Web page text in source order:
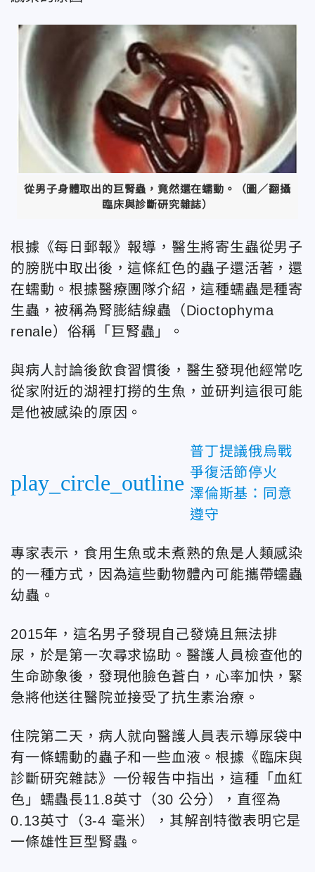
從男子身體取出的巨腎蟲，竟然還在蠕動。（圖／翻攝
臨床與診斷研究雜誌）
根據《每日郵報》報導，醫生將寄生蟲從男子
的膀胱中取出後，這條紅色的蟲子還活著，還
在蠕動。根據醫療團隊介紹，這種蠕蟲是種寄
生蟲，被稱為腎膨結線蟲（Dioctophyma
renale）俗稱「巨腎蟲」。
與病人討論後飲食習慣後，醫生發現他經常吃
從家附近的湖裡打撈的生魚，並研判這很可能
是他被感染的原因。
play_circle_outline
普丁提議俄烏戰
爭復活節停火
澤倫斯基：同意
遵守
專家表示，食用生魚或未煮熟的魚是人類感染
的一種方式，因為這些動物體內可能攜帶蠕蟲
幼蟲。
2015年，這名男子發現自己發燒且無法排
尿，於是第一次尋求協助。醫護人員檢查他的
生命跡象後，發現他臉色蒼白，心率加快，緊
急將他送往醫院並接受了抗生素治療。
住院第二天，病人就向醫護人員表示導尿袋中
有一條蠕動的蟲子和一些血液。根據《臨床與
診斷研究雜誌》一份報告中指出，這種「血紅
色」蠕蟲長11.8英寸（30 公分），直徑為
0.13英寸（3-4 毫米），其解剖特徵表明它是
一條雄性巨型腎蟲。